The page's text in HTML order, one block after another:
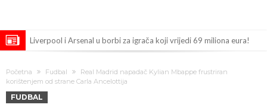
Liverpool i Arsenal u borbi za igrača koji vrijedi 69 miliona eura!
napokon poznat
Engleski reprezentativac optužen za napad u noćnom klubu
Suđenje o smrti Maradone: Noge su mu bile natečene, nije se htio
Početna Fudbal
Real Madrid napadač Kylian Mbappe frustriran
korištenjem od strane Carla Ancelottija
FUDBAL